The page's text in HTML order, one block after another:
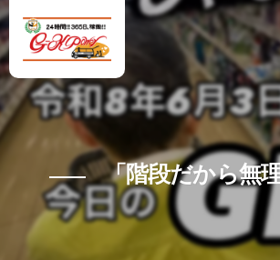
「階段だから無